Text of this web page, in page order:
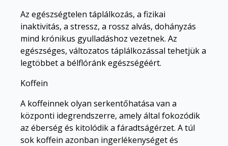
Az egészségtelen táplálkozás, a fizikai
inaktivitás, a stressz, a rossz alvás, dohányzás
mind krónikus gyulladáshoz vezetnek. Az
egészséges, változatos táplálkozással tehetjük a
legtöbbet a bélflóránk egészségéért.
Koffein
A koffeinnek olyan serkentőhatása van a
központi idegrendszerre, amely által fokozódik
az éberség és kitolódik a fáradtságérzet. A túl
sok koffein azonban ingerlékenységet és